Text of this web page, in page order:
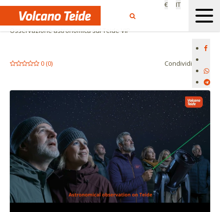
€
IT
Home Attività in esclusiva
Osservazione astronomica sul Teide VIP
0(0) Condividi